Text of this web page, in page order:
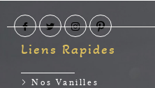
Liens Rapides
Nos Vanilles